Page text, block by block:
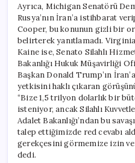
Ayrıca, Michigan Senatörü
Rusya’nın İran’a istihbarat
Cooper, bu konunun gizli bir
belirterek yanıtlamadı.
Kaine ise, Senato Silahlı
Bakanlığı Hukuk Müşavirliği
Başkan Donald Trump’ın
yetkisini haklı çıkaran
“Bize 1,5 trilyon dolarlık bir
isteniyor, ancak Silahlı
Adalet Bakanlığı’ndan bu
talep ettiğimizde red cevabı
gerekçesini görmemize izin
dedi.